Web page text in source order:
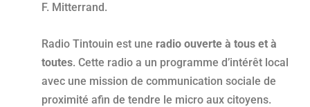
F. Mitterrand.
Radio Tintouin est une radio ouverte à tous et à
toutes. Cette radio a un programme d’intérêt local
avec une mission de communication sociale de
proximité afin de tendre le micro aux citoyens.